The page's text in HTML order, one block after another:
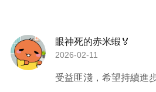
眼神死的赤米蝦🏅
2026-02-11
受益匪淺，希望持續進